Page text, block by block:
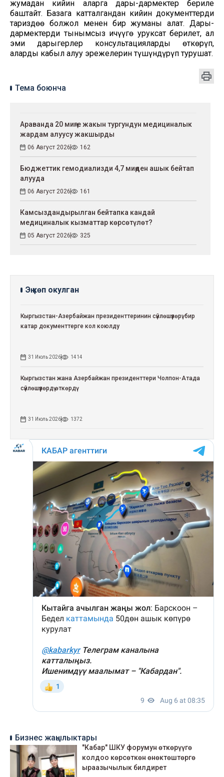
жумадан кийин аларга дары-дармектер бериле
баштайт. Базага катталгандан кийин документтерди
тариздөө болжол менен бир жуманы алат. Дары-
дармектерди тынымсыз ичүүгө уруксат берилет, ал
эми дарыгерлер консультацияларды өткөрүп,
аларды кабыл алуу эрежелерин түшүндүрүп турушат.
Тема боюнча
Араванда 20 миңге жакын тургундун медициналык
жардам алуусу жакшырды
06 Август 2026 162
Бюджеттик гемодиализди 4,7 миңден ашык бейтап
алууда
06 Август 2026 161
Камсыздандырылган бейтапка кандай
медициналык кызматтар көрсөтүлөт?
05 Август 2026 325
Эң көп окулган
Кыргызстан-Азербайжан президенттеринин сүйлөшүүлөрү: бир
катар документтерге кол коюлду
31 Июль 2026 1414
Кыргызстан жана Азербайжан президенттери Чолпон-Атада
сүйлөшүүлөрдү өткөрдү
31 Июль 2026 1372
Бизнес жаңылыктары
"Кабар" ШКУ форумун өткөрүүгө
колдоо көрсөткөн өнөктөштөргө
ыраазычылык билдирет